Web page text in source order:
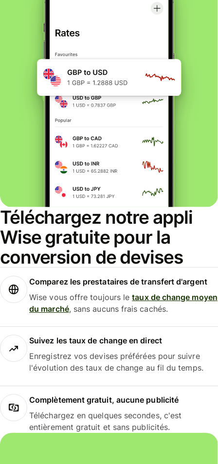
Téléchargez notre appli
Wise gratuite pour la
conversion de devises
Comparez les prestataires de transfert d'argent
Wise vous offre toujours letaux de change moyen
du marché, sans aucuns frais cachés.
Suivez les taux de change en direct
Enregistrez vos devises préférées pour suivre
l'évolution des taux de change au fil du temps.
Complètement gratuit, aucune publicité
Téléchargez en quelques secondes, c'est
entièrement gratuit et sans publicités.